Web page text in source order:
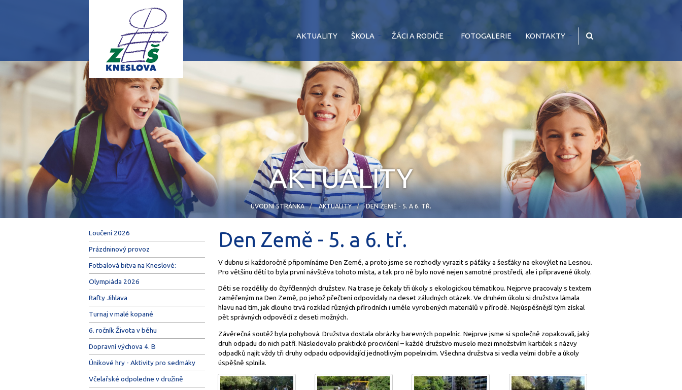
AKTUALITY ŠKOLA ŽÁCI A RODIČE FOTOGALERIE KONTAKTY
AKTUALITY
ÚVODNÍ STRÁNKA AKTUALITY DEN ZEMĚ - 5. A 6. TŘ.
Loučení 2026
Prázdninový provoz
Fotbalová bitva na Kneslové:
Olympiáda 2026
Rafty Jihlava
Turnaj v malé kopané
6. ročník Života v běhu
Dopravní výchova 4. B
Únikové hry - Aktivity pro sedmáky
Včelařské odpoledne v družině
Den Země - 5. a 6. tř.
V dubnu si každoročně připomínáme Den Země, a proto jsme se rozhodly vyrazit s páťáky a šesťáky na ekovýlet na Lesnou.
Pro většinu dětí to byla první návštěva tohoto místa, a tak pro ně bylo nové nejen samotné prostředí, ale i připravené úkoly.
Děti se rozdělily do čtyřčlenných družstev. Na trase je čekaly tři úkoly s ekologickou tématikou. Nejprve pracovaly s textem
zaměřeným na Den Země, po jehož přečtení odpovídaly na deset záludných otázek. Ve druhém úkolu si družstva lámala
hlavu nad tím, jak dlouho trvá rozklad různých přírodních i uměle vyrobených materiálů v přírodě. Nejúspěšnější tým získal
pět správných odpovědí z deseti možných.
Závěrečná soutěž byla pohybová. Družstva dostala obrázky barevných popelnic. Nejprve jsme si společně zopakovali, jaký
druh odpadu do nich patří. Následovalo praktické procvičení – každé družstvo muselo mezi množstvím kartiček s názvy
odpadků najít vždy tři druhy odpadu odpovídající jednotlivým popelnicím. Všechna družstva si vedla velmi dobře a úkoly
úspěšně splnila.